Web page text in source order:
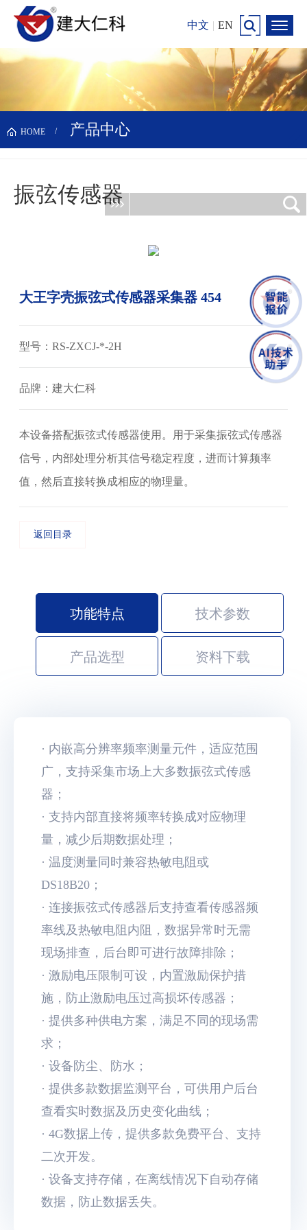
中文 | EN
HOME 产品中心
振弦传感器
更新时间：2026-08-06
大王字壳振弦式传感器采集器 454
型号：RS-ZXCJ-*-2H
品牌：建大仁科
本设备搭配振弦式传感器使用。用于采集振弦式传感器
信号，内部处理分析其信号稳定程度，进而计算频率
值，然后直接转换成相应的物理量。
返回目录
功能特点 技术参数
产品选型 资料下载
· 内嵌高分辨率频率测量元件，适应范围
广，支持采集市场上大多数振弦式传感
器；
· 支持内部直接将频率转换成对应物理
量，减少后期数据处理；
· 温度测量同时兼容热敏电阻或
DS18B20；
· 连接振弦式传感器后支持查看传感器频
率线及热敏电阻内阻，数据异常时无需
现场排查，后台即可进行故障排除；
· 激励电压限制可设，内置激励保护措
施，防止激励电压过高损坏传感器；
· 提供多种供电方案，满足不同的现场需
求；
· 设备防尘、防水；
· 提供多款数据监测平台，可供用户后台
查看实时数据及历史变化曲线；
· 4G数据上传，提供多款免费平台、支持
二次开发。
· 设备支持存储，在离线情况下自动存储
数据，防止数据丢失。